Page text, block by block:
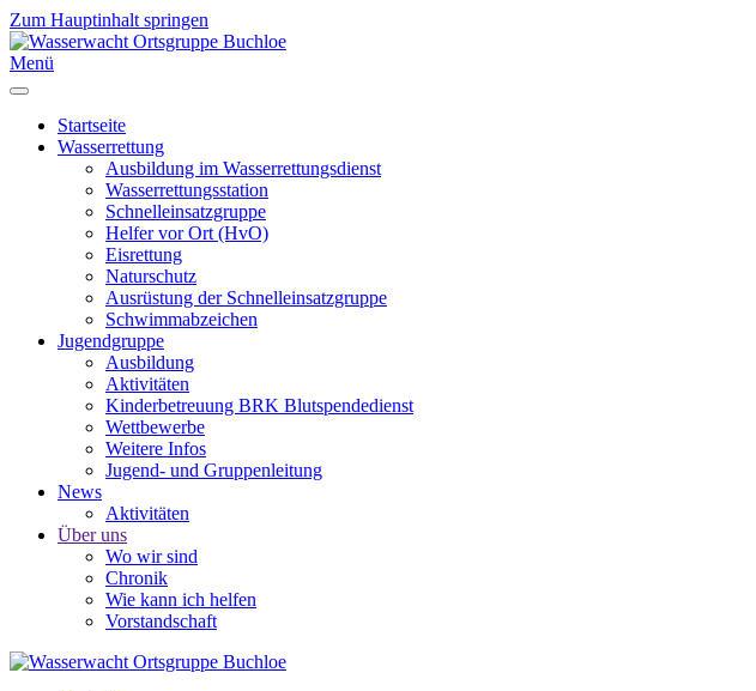
Zum Hauptinhalt springen
Menü
Startseite
Wasserrettung
Ausbildung im Wasserrettungsdienst
Wasserrettungsstation
Schnelleinsatzgruppe
Helfer vor Ort (HvO)
Eisrettung
Naturschutz
Ausrüstung der Schnelleinsatzgruppe
Schwimmabzeichen
Jugendgruppe
Ausbildung
Aktivitäten
Kinderbetreuung BRK Blutspendedienst
Wettbewerbe
Weitere Infos
Jugend- und Gruppenleitung
News
Aktivitäten
Über uns
Wo wir sind
Chronik
Wie kann ich helfen
Vorstandschaft